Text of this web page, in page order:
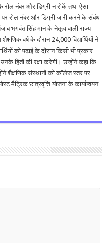
रोल नंबर और डिग्री न रोकें तथा ऐसा
पर रोल नंबर और डिग्री जारी करने के संबंध
भगवंत सिंह मान के नेतृत्व वाली राज्य
वर्ष के दौरान 24,000 विद्यार्थियों ने
को पढ़ाई के दौरान किसी भी प्रकार
हितों की रक्षा करेगी। उन्होंने कहा कि
शैक्षणिक संस्थानों को कॉलेज स्तर पर
मैट्रिक छात्रवृत्ति योजना के कार्यान्वयन